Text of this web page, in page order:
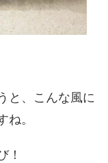
と、こんな風に
。
！